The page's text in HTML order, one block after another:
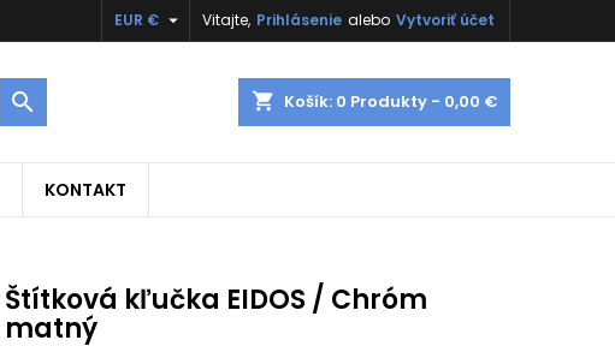
Vitajte, Prihlásenie alebo Vytvoriť účet
EUR € 
shopping_cart Košík: 0 Produkty - 0,00 €

KONTAKT
Štítková kľučka EIDOS / Chróm
matný